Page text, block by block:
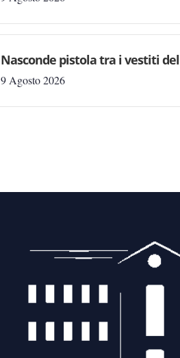
Nasconde pistola tra i vestiti
9 Agosto 2026